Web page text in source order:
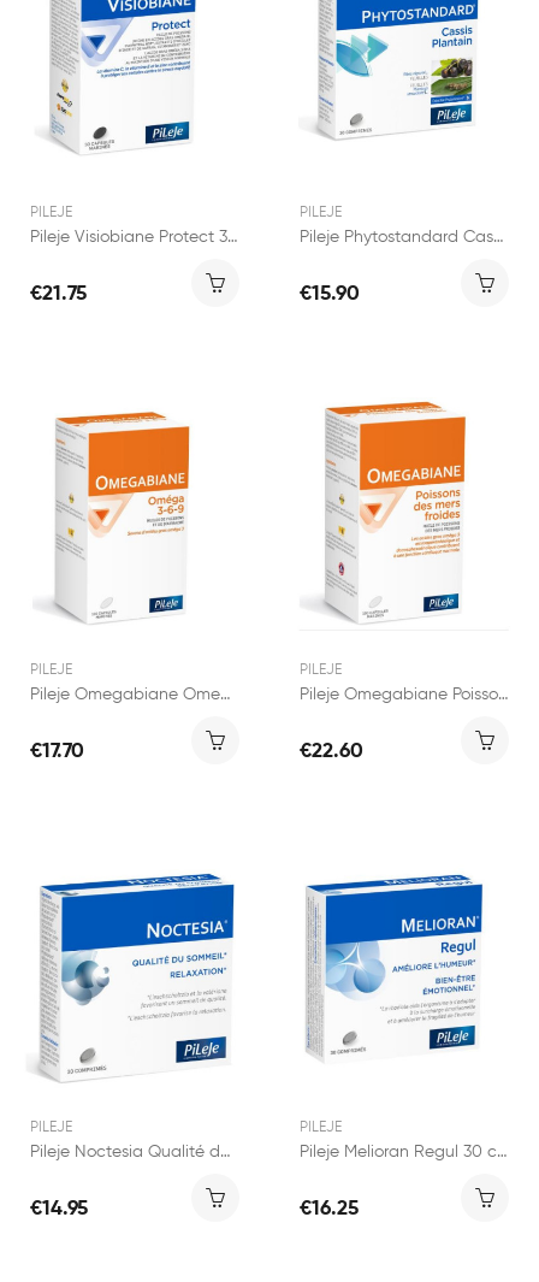
PILEJE
Pileje Visiobiane Protect 30 capsules
€21.75
PILEJE
Pileje Phytostandard Cassis et Plantain 30...
€15.90
PILEJE
Pileje Omegabiane Omega 3-6-9 100 capsules
€17.70
PILEJE
Pileje Omegabiane Poissons Des Mers Froides 100...
€22.60
PILEJE
Pileje Noctesia Qualité de sommeil et...
€14.95
PILEJE
Pileje Melioran Regul 30 comprimés
€16.25